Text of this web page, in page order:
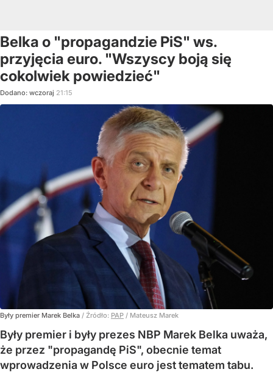
Belka o "propagandzie PiS" ws.
przyjęcia euro. "Wszyscy boją się
cokolwiek powiedzieć"
Dodano: wczoraj 21:15
Były premier Marek Belka / Źródło: PAP / Mateusz Marek
Były premier i były prezes NBP Marek Belka uważa,
że przez "propagandę PiS", obecnie temat
wprowadzenia w Polsce euro jest tematem tabu.